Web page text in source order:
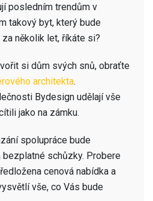
posledním trendům v
takový byt, který bude
několik let, říkáte si?
si dům svých snů, obraťte
architekta.
Bydesign udělají vše
jako na zámku.
spolupráce bude
schůzky. Probere
cenová nabídka a
vše, co Vás bude